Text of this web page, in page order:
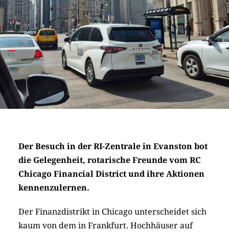
Der Besuch in der RI-Zentrale in Evanston bot
die Gelegenheit, rotarische Freunde vom RC
Chicago Financial District und ihre Aktionen
kennenzulernen.
Der Finanzdistrikt in Chicago unterscheidet sich
kaum von dem in Frankfurt. Hochhäuser auf